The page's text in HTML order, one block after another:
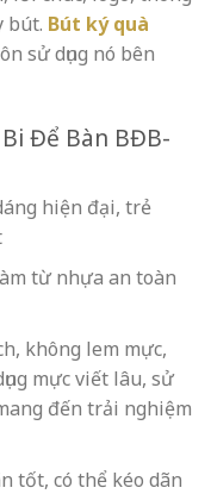
bút. Bút ký quà
sử dụng nó bên
Để Bàn BĐB-
hiện đại, trẻ
từ nhựa an toàn
không lem mực,
mực viết lâu, sử
đến trải nghiệm
tốt, có thể kéo dãn